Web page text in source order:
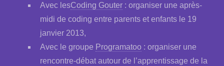
Avec lesCoding Gouter : organiser une après-
midi de coding entre parents et enfants le 19
janvier 2013,
Avec le groupe Programatoo : organiser une
rencontre-débat autour de l’apprentissage de la